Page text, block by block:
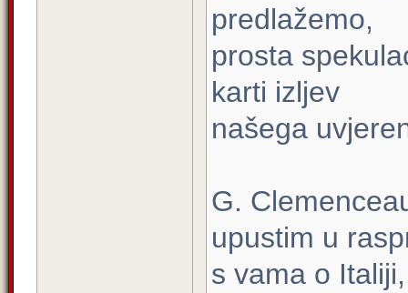
predlažemo,
prosta
karti izljev
našega
G.
upustim u
s vama o